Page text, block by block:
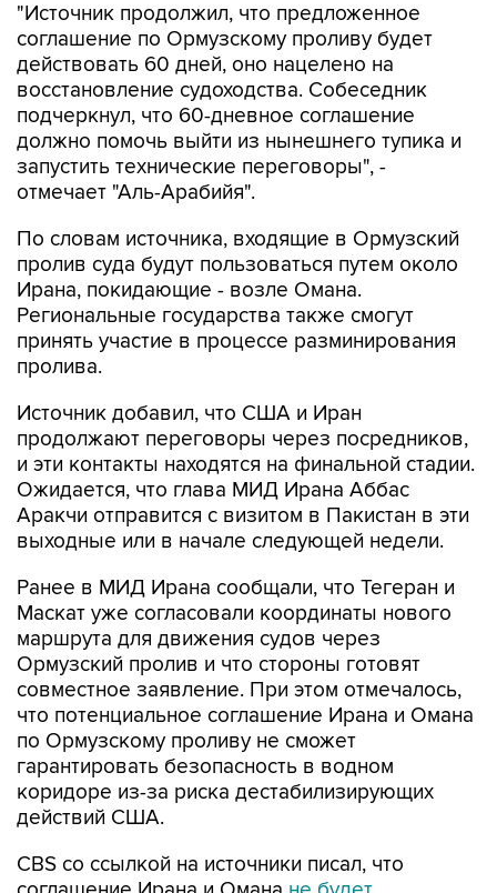
"Источник продолжил, что предложенное
соглашение по Ормузскому проливу будет
действовать 60 дней, оно нацелено на
восстановление судоходства. Собеседник
подчеркнул, что 60-дневное соглашение
должно помочь выйти из нынешнего тупика и
запустить технические переговоры", -
отмечает "Аль-Арабийя".
По словам источника, входящие в Ормузский
пролив суда будут пользоваться путем около
Ирана, покидающие - возле Омана.
Региональные государства также смогут
принять участие в процессе разминирования
пролива.
Источник добавил, что США и Иран
продолжают переговоры через посредников,
и эти контакты находятся на финальной стадии.
Ожидается, что глава МИД Ирана Аббас
Аракчи отправится с визитом в Пакистан в эти
выходные или в начале следующей недели.
Ранее в МИД Ирана сообщали, что Тегеран и
Маскат уже согласовали координаты нового
маршрута для движения судов через
Ормузский пролив и что стороны готовят
совместное заявление. При этом отмечалось,
что потенциальное соглашение Ирана и Омана
по Ормузскому проливу не сможет
гарантировать безопасность в водном
коридоре из-за риска дестабилизирующих
действий США.
CBS со ссылкой на источники писал, что